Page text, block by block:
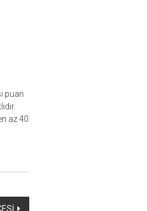
puan
az 40